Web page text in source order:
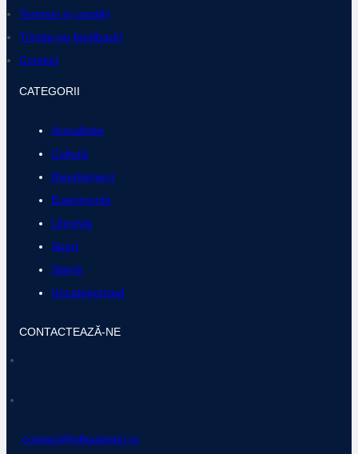
o
k
r
a
Termeni și condiții
Trimite-ne feedback!
Contact
CATEGORII
Actualitate
Cultură
Divertisment
Evenimente
Lifestyle
Sport
Știință
Uncategorized
CONTACTEAZĂ-NE
contact@tolbadestiri.ro